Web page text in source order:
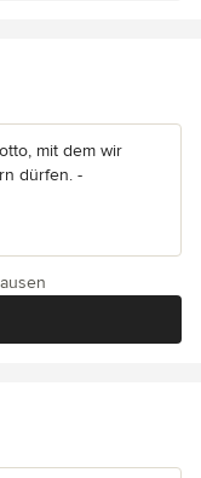
mit dem wir
dürfen. -